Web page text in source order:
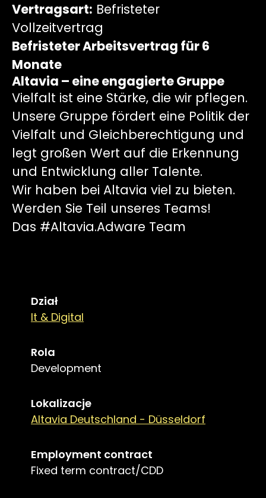
Vertragsart: Befristeter
Vollzeitvertrag
Befristeter Arbeitsvertrag für 6
Monate
Altavia – eine engagierte Gruppe
Vielfalt ist eine Stärke, die wir pflegen.
Unsere Gruppe fördert eine Politik der
Vielfalt und Gleichberechtigung und
legt großen Wert auf die Erkennung
und Entwicklung aller Talente.
Wir haben bei Altavia viel zu bieten.
Werden Sie Teil unseres Teams!
Das #Altavia.Adware Team
Dział
It & Digital
Rola
Development
Lokalizacje
Altavia Deutschland - Düsseldorf
Employment contract
Fixed term contract/CDD